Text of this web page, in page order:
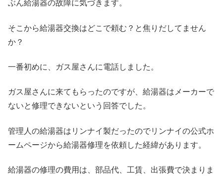
ぶん給湯器の故障に気づきます。
そこから給湯器交換はどこで頼む？と焦りだしてません
か？
一番初めに、ガス屋さんに電話しました。
ガス屋さんに来てもらったのですが、給湯器はメーカーで
ないと修理できないという回答でした。
管理人の給湯器はリンナイ製だったのでリンナイの公式ホ
ームページから給湯器修理を依頼した経緯があります。
給湯器の修理の費用は、部品代、工賃、出張費で決まりま